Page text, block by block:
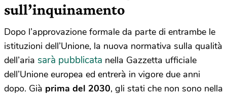
sull’inquinamento
Dopo l’approvazione formale da parte di entrambe le
istituzioni dell’Unione, la nuova normativa sulla qualità
dell’aria sarà pubblicata nella Gazzetta ufficiale
dell’Unione europea ed entrerà in vigore due anni
dopo. Già prima del 2030, gli stati che non sono nella